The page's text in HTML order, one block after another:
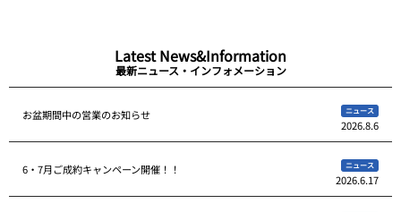
Latest News&Information
最新ニュース・インフォメーション
お盆期間中の営業のお知らせ ニュース
2026.8.6
6・7月ご成約キャンペーン開催！！ ニュース
2026.6.17